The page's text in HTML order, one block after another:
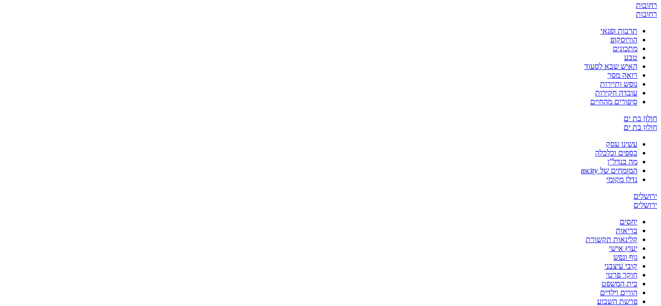
רחובות
רחובות
תרבות ופנאי
הורוסקופ
מתכונים
טבע
האיש שבא לסעוד
רואה מסך
נופש ותיירות
עובדה חקירות
סיפורים מהחיים
חולון בת ים
חולון בת ים
עשינו עסק
כספים וכלכלה
מה בנדל”ן
המומחים של mcity
נדלן מקומי
ירושלים
ירושלים
יחסים
בריאות
קלינאות תקשורת
יעוץ אישי
גוף ונפש
קובי עיצבני
חוקר פרטי
בית המשפט
הורים וילדים
פרשת השבוע